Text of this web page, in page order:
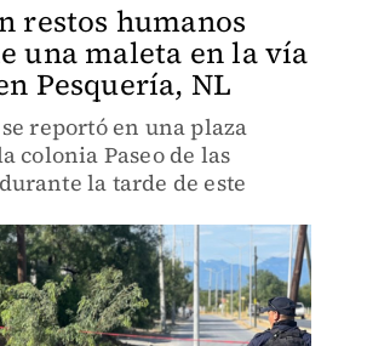
restos humanos
una maleta en la vía
Pesquería, NL
reportó en una plaza
colonia Paseo de las
la tarde de este